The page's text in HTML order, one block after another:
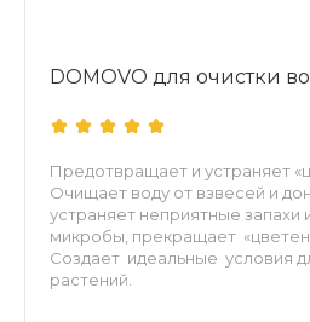
DOMOVO для очистки
Предотвращает и устраняет
Очищает воду от взвесей и
устраняет неприятные
микробы, прекращает
Создает идеальные условия
растений.